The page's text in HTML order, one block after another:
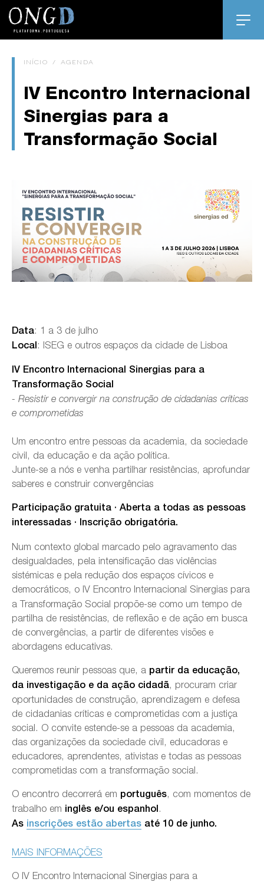
INÍCIO / AGENDA
IV Encontro Internacional
Sinergias para a
Transformação Social
Data: 1 a 3 de julho
Local: ISEG e outros espaços da cidade de Lisboa
IV Encontro Internacional Sinergias para a
Transformação Social
- Resistir e convergir na construção de cidadanias críticas
e comprometidas
Um encontro entre pessoas da academia, da sociedade
civil, da educação e da ação política.
Junte-se a nós e venha partilhar resistências, aprofundar
saberes e construir convergências
Participação gratuita · Aberta a todas as pessoas
interessadas · Inscrição obrigatória.
Num contexto global marcado pelo agravamento das
desigualdades, pela intensificação das violências
sistémicas e pela redução dos espaços cívicos e
democráticos, o IV Encontro Internacional Sinergias para
a Transformação Social propõe-se como um tempo de
partilha de resistências, de reflexão e de ação em busca
de convergências, a partir de diferentes visões e
abordagens educativas.
Queremos reunir pessoas que, a partir da educação,
da investigação e da ação cidadã, procuram criar
oportunidades de construção, aprendizagem e defesa
de cidadanias críticas e comprometidas com a justiça
social. O convite estende-se a pessoas da academia,
das organizações da sociedade civil, educadoras e
educadores, aprendentes, ativistas e todas as pessoas
comprometidas com a transformação social.
O encontro decorrerá em português, com momentos de
trabalho em inglês e/ou espanhol.
As inscrições estão abertas até 10 de junho.
MAIS INFORMAÇÕES
O IV Encontro Internacional Sinergias para a